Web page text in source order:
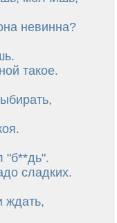
невинна?
такое.
"б**дь".
сладких.
ждать,